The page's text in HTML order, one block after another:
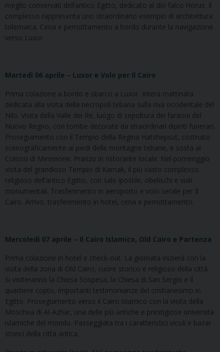
meglio conservati dell’antico Egitto, dedicato al dio falco Horus. Il
complesso rappresenta uno straordinario esempio di architettura
tolemaica. Cena e pernottamento a bordo durante la navigazione
verso Luxor.
Martedì 06 aprile – Luxor e Volo per Il Cairo
Prima colazione a bordo e sbarco a Luxor. Intera mattinata
dedicata alla visita della necropoli tebana sulla riva occidentale del
Nilo. Visita della Valle dei Re, luogo di sepoltura dei faraoni del
Nuovo Regno, con tombe decorate da straordinari dipinti funerari.
Proseguimento con il Tempio della Regina Hatshepsut, costruito
scenograficamente ai piedi delle montagne tebane, e sosta ai
Colossi di Memnone. Pranzo in ristorante locale. Nel pomeriggio
visita del grandioso Tempio di Karnak, il più vasto complesso
religioso dell’antico Egitto, con sale ipostile, obelischi e viali
monumentali. Trasferimento in aeroporto e volo serale per Il
Cairo. Arrivo, trasferimento in hotel, cena e pernottamento.
Mercoledì 07 aprile – Il Cairo Islamico, Old Cairo e Partenza
Prima colazione in hotel e check-out. La giornata inizierà con la
visita della zona di Old Cairo, cuore storico e religioso della città.
Si visiteranno la Chiesa Sospesa, la Chiesa di San Sergio e il
quartiere copto, importanti testimonianze del cristianesimo in
Egitto. Proseguimento verso il Cairo islamico con la visita della
Moschea di Al-Azhar, una delle più antiche e prestigiose università
islamiche del mondo. Passeggiata tra i caratteristici vicoli e bazar
storici della città antica.